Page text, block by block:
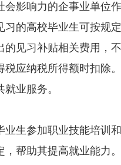
会影响力的企事业单位
习的高校毕业生可按规
的见习补贴相关费用，
税应纳税所得额时扣除
业服务。
参加职业技能培训和
，帮助其提高就业能力